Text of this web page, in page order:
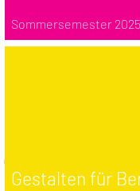
Sommersemester 2025
Gestalten für